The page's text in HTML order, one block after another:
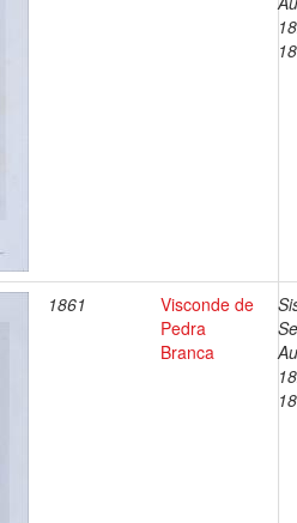
1861
Visconde de
Pedra
Branca